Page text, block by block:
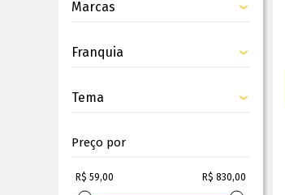
Marcas
Franquia
Tema
Preço por